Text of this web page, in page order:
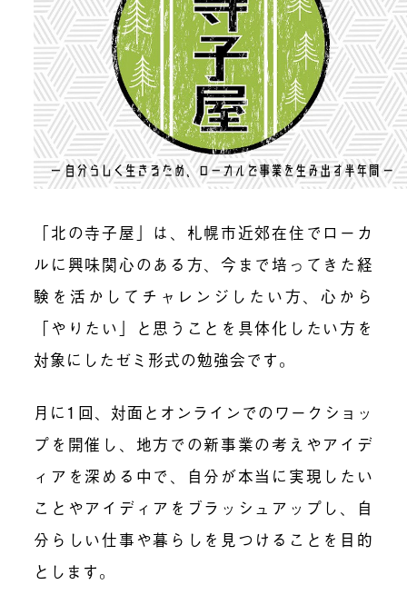
「北の寺子屋」は、札幌市近郊在住でローカ
ルに興味関心のある方、今まで培ってきた経
験を活かしてチャレンジしたい方、心から
「やりたい」と思うことを具体化したい方を
対象にしたゼミ形式の勉強会です。
月に1回、対面とオンラインでのワークショッ
プを開催し、地方での新事業の考えやアイデ
ィアを深める中で、自分が本当に実現したい
ことやアイディアをブラッシュアップし、自
分らしい仕事や暮らしを見つけることを目的
とします。